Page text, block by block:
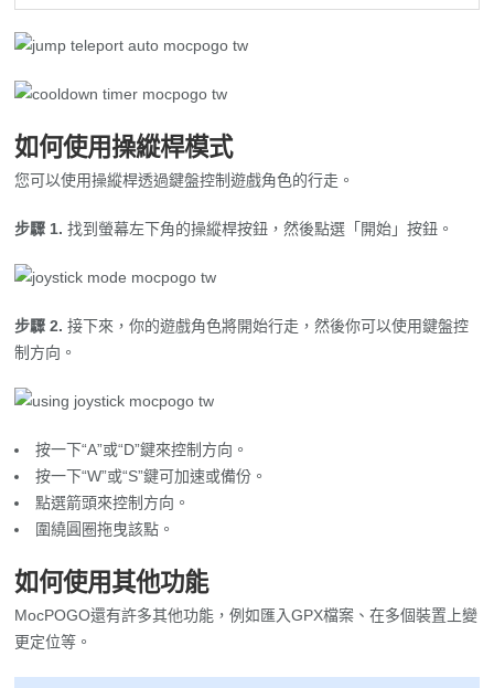
如何使用操縱桿模式
步驟 1.找到螢幕左下角的操縱桿按鈕，然後點選「開始」按鈕。
步驟 2.接下來，你的遊戲角色將開始行走，然後你可以使用鍵盤控
按一下“A”或“D”鍵來控制方向。
點選箭頭來控制方向。
圍繞圓圈拖曳該點。
如何使用其他功能
更定位等。
導入 GPX 文件